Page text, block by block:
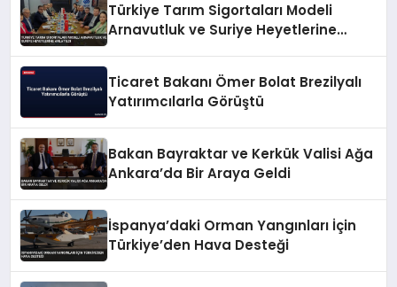
Türkiye Tarım Sigortaları Modeli
Arnavutluk ve Suriye Heyetlerine
Ticaret Bakanı Ömer Bolat Brezilyalı
Yatırımcılarla Görüştü
Bakan Bayraktar ve Kerkük Valisi Ağa
Ankara’da Bir Araya Geldi
İspanya’daki Orman Yangınları İçin
Türkiye’den Hava Desteği